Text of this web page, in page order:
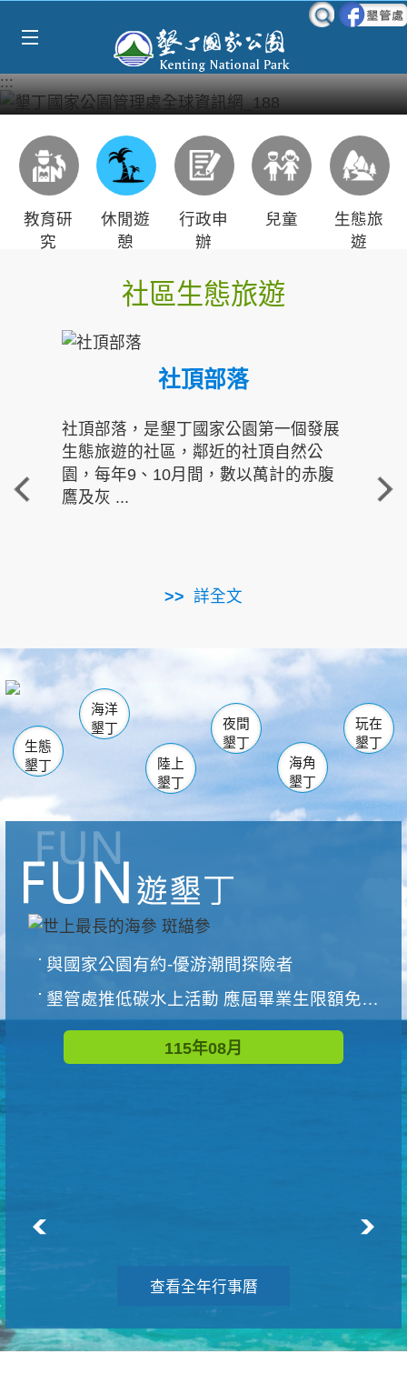
:::
教育研
究
休閒遊
憩
行政申
辦
兒童
生態旅
遊
社區生態旅遊
社頂部落
社頂部落，是墾丁國家公園第一個發展
生態旅遊的社區，鄰近的社頂自然公
園，每年9、10月間，數以萬計的赤腹
鷹及灰 ...
詳全文
重
走進
南仁湖
海生館
恆春 佳樂水
龍鑾潭自然中心 森林遊樂區
瓊麻館
關山 墾管處遊客中心
社頂公園 風吹沙
船帆石
白砂 龍磐公園
香蕉灣
砂島
鵝鑾鼻
生態
墾丁
海洋
墾丁
陸上
墾丁
夜間
墾丁
海角
墾丁
玩在
墾丁
與國家公園有約-優游潮間探險者
墾管處推低碳水上活動 應屆畢業生限額免費參加
115年08月
查看全年行事曆